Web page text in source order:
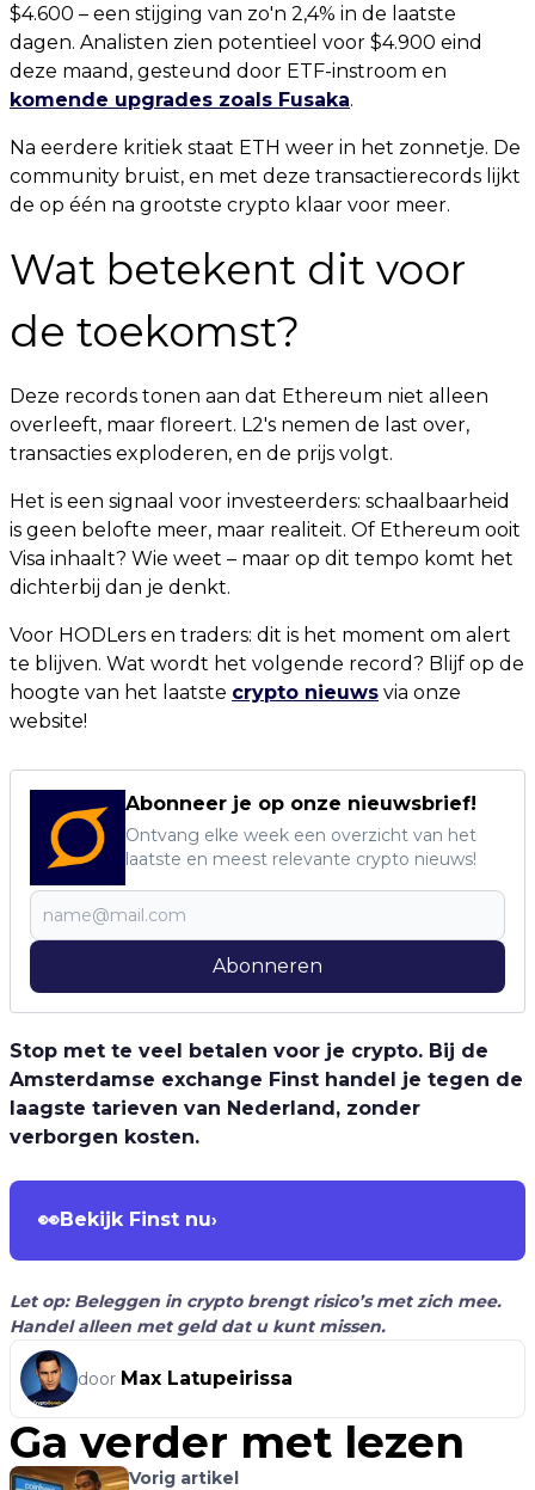
$4.600 – een stijging van zo'n 2,4% in de laatste
dagen. Analisten zien potentieel voor $4.900 eind
deze maand, gesteund door ETF-instroom en
komende upgrades zoals Fusaka.
Na eerdere kritiek staat ETH weer in het zonnetje. De
community bruist, en met deze transactierecords lijkt
de op één na grootste crypto klaar voor meer.
Wat betekent dit voor
de toekomst?
Deze records tonen aan dat Ethereum niet alleen
overleeft, maar floreert. L2's nemen de last over,
transacties exploderen, en de prijs volgt.
Het is een signaal voor investeerders: schaalbaarheid
is geen belofte meer, maar realiteit. Of Ethereum ooit
Visa inhaalt? Wie weet – maar op dit tempo komt het
dichterbij dan je denkt.
Voor HODLers en traders: dit is het moment om alert
te blijven. Wat wordt het volgende record? Blijf op de
hoogte van het laatste crypto nieuws via onze
website!
Abonneer je op onze nieuwsbrief!
Ontvang elke week een overzicht van het
laatste en meest relevante crypto nieuws!
Abonneren
Stop met te veel betalen voor je crypto. Bij de
Amsterdamse exchange Finst handel je tegen de
laagste tarieven van Nederland, zonder
verborgen kosten.
👀Bekijk Finst nu›
Let op: Beleggen in crypto brengt risico’s met zich mee.
Handel alleen met geld dat u kunt missen.
door Max Latupeirissa
Ga verder met lezen
Vorig artikel